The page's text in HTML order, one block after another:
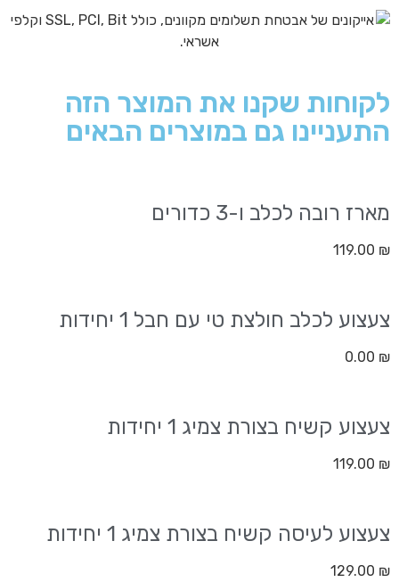
לקוחות שקנו את המוצר הזה
התעניינו גם במוצרים הבאים
מארז רובה לכלב ו-3 כדורים
119.00 ₪
צעצוע לכלב חולצת טי עם חבל 1 יחידות
0.00 ₪
צעצוע קשיח בצורת צמיג 1 יחידות
119.00 ₪
צעצוע לעיסה קשיח בצורת צמיג 1 יחידות
129.00 ₪